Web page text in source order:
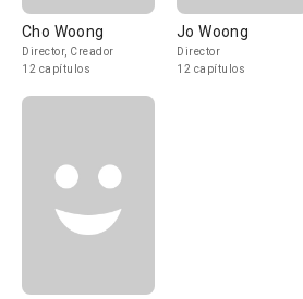
Cho Woong
Director, Creador
12 capítulos
Jo Woong
Director
12 capítulos